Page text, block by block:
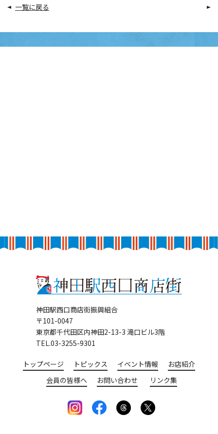
一覧に戻る
神田駅西口商店街振興組合
〒101-0047
東京都千代田区内神田2-13-3 滝口ビル3階
TEL.03-3255-9301
トップページ トピックス イベント情報
お店紹介
会員の皆様へ
お問い合わせ リンク集